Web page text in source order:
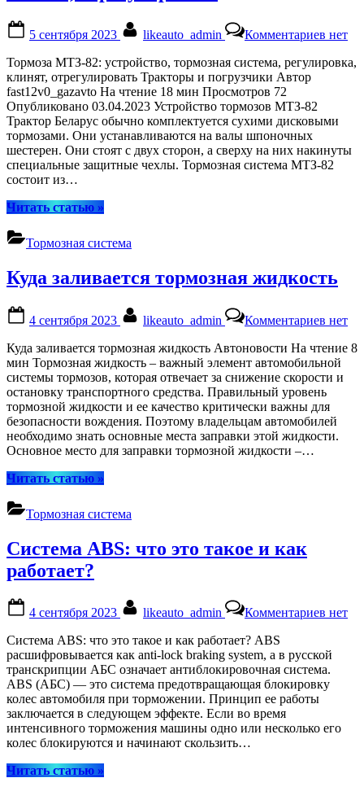
on
5 сентября 2023 likeauto_admin Комментариевзаписи
МТЗ-
нет
Тормоза МТЗ-82: устройство, тормозная система, регулировка,
клинят, отрегулировать Тракторы и погрузчики Автор
fast12v0_gazavto На чтение 18 мин Просмотров 72
Опубликовано 03.04.2023 Устройство тормозов МТЗ-82
Трактор Беларус обычно комплектуется сухими дисковыми
тормозами. Они устанавливаются на валы шпоночных
шестерен. Они стоят с двух сторон, а сверху на них накинуты
специальные защитные чехлы. Тормозная система МТЗ-82
состоит из…
Читать статью“Тормоза
тормозная
регулировка,
отрегулировать”
»
Тормозная система
Куда заливается тормозная жидкость
on
4 сентября 2023 likeauto_admin Комментариевзаписи
нет
Куда заливается тормозная жидкость Автоновости На чтение 8
мин Тормозная жидкость – важный элемент автомобильной
системы тормозов, которая отвечает за снижение скорости и
остановку транспортного средства. Правильный уровень
тормозной жидкости и ее качество критически важны для
безопасности вождения. Поэтому владельцам автомобилей
необходимо знать основные места заправки этой жидкости.
Основное место для заправки тормозной жидкости –…
Читать статью“Куда
жидкость”
»
Тормозная система
Система ABS: что это такое и как
работает?
on
4 сентября 2023 likeauto_admin Комментариевзаписи
ABS:
что
это
такое
нет
Система ABS: что это такое и как работает? ABS
расшифровывается как anti-lock braking system, а в русской
транскрипции АБС означает антиблокировочная система.
ABS (АБС) — это система предотвращающая блокировку
колес автомобиля при торможении. Принцип ее работы
заключается в следующем эффекте. Если во время
интенсивного торможения машины одно или несколько его
колес блокируются и начинают скользить…
Читать статью“Система
»